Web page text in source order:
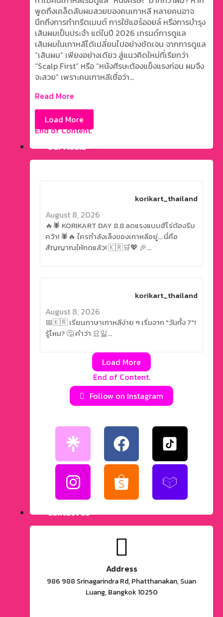
พูดถึงเคล็ดลับผมสวยของคนเกาหลี หลายคนอาจ
นึกถึงการทำทรีตเมนต์ การใช้แฮร์ออยล์ หรือการบำรุง
เส้นผมเป็นประจำ แต่ในปี 2026 เทรนด์การดูแล
เส้นผมในเกาหลีได้เปลี่ยนไปอย่างชัดเจน จากการดูแล
“เส้นผม” เพียงอย่างเดียว สู่แนวคิดใหม่ที่เรียกว่า
“Scalp First” หรือ “หนังศีรษะต้องแข็งแรงก่อน ผมจึง
จะสวย” เพราะคนเกาหลีเชื่อว่า...
Read More
Load More
End of Content.
Our Media
korikart_thailand
August 8, 2026
🔥🕷️ KORIKART DAY 8.8 ลดแรงแบบฮีโร่ต้องรีบ
คว้า! 🕷️🔥 ใครกำลังเล็งของเกาหลีอยู่… นี่คือ
สัญญาณให้กดแล้ว! 🇰🇷🛒💖 🎉…
korikart_thailand
August 8, 2026
📅🇰🇷 เรียนภาษาเกาหลีง่าย ๆ เริ่มจาก "วันทั้ง 7"!
รู้ไหม? 🤔 คำว่า 요일…
Load More
End of Content.
Follow on Instagram
Contact Us
Address
986 988 Srinagarindra Rd, Phatthanakan, Suan
Luang, Bangkok 10250